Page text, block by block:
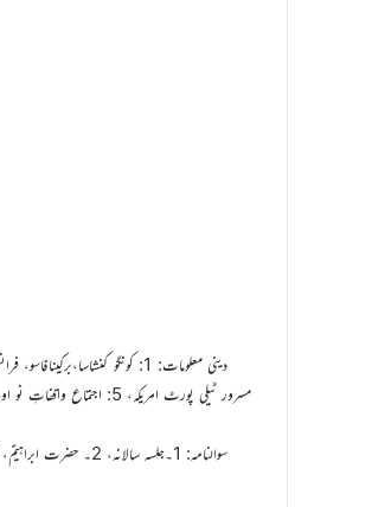
مسرور ٹیلی پورٹ امریکہ، 5: اجتماع واقفاتِ نو اور واقفینِ نو یوکے۔ کسوٹی: چابی۔
سوالنامہ: 1۔جلسہ سالانہ، 2۔ حضرت ابراہیمؑ، 3۔یٰۤاَیُّہَا النَّبِیُّ اَطۡعِمُوا الْجَائِعَ وَالۡمُعۡتَرَّ، 4۔ پانی پلانا، ڈسپلن، 5۔ دو